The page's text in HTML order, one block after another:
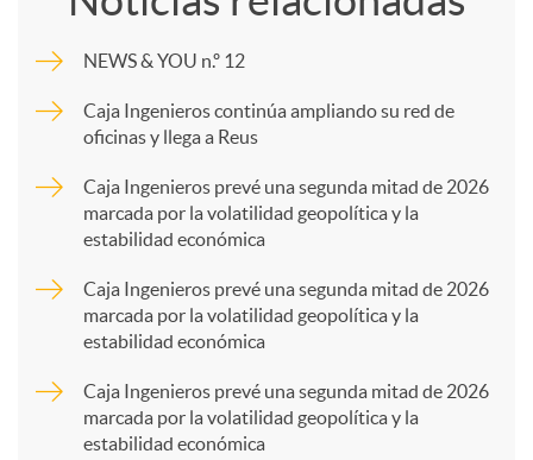
p
a
NEWS & YOU n.º 12
Caja Ingenieros continúa ampliando su red de
oficinas y llega a Reus
Caja Ingenieros prevé una segunda mitad de 2026
marcada por la volatilidad geopolítica y la
estabilidad económica
Caja Ingenieros prevé una segunda mitad de 2026
marcada por la volatilidad geopolítica y la
estabilidad económica
Caja Ingenieros prevé una segunda mitad de 2026
marcada por la volatilidad geopolítica y la
estabilidad económica